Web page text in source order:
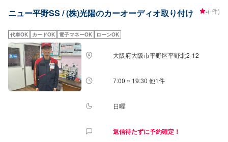
ニュー平野SS / (株)光陽のカーオーディオ取り付け -(-件)
代車OK カードOK 電子マネーOK ローンOK
大阪府大阪市平野区平野北2-12
7:00 ~ 19:30 他1件
日曜
返信待たずに予約確定！